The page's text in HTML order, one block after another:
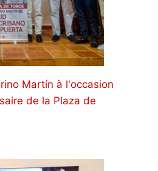
Martín à l'occasion
de la Plaza de